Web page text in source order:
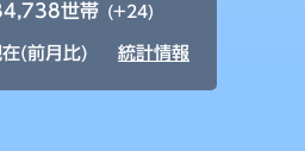
世帯 (+24)
(前月比) 統計情報